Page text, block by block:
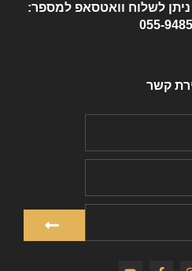
לשלוח וואטסאפ למספר:
055-
קשר